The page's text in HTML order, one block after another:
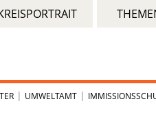
| UMWELTAMT|